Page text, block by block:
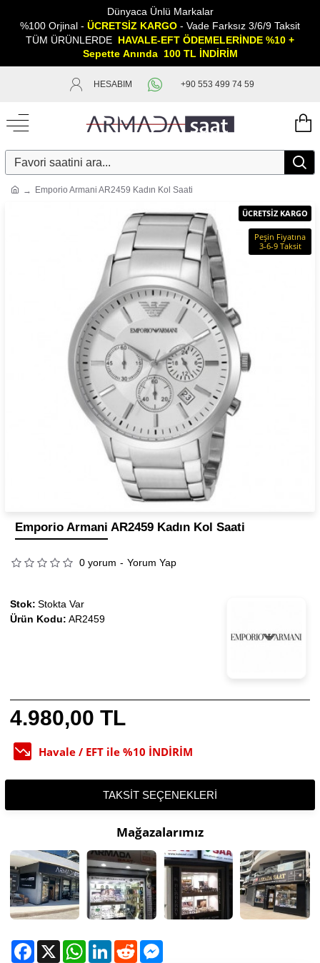
Dünyaca Ünlü Markalar
%100 Orjinal - ÜCRETSİZ KARGO - Vade Farksız 3/6/9 Taksit
TÜM ÜRÜNLERDE HAVALE-EFT ÖDEMELERİNDE %10 +
Sepette Anında 100 TL İNDİRİM
HESABIM +90 553 499 74 59
Emporio Armani AR2459 Kadın Kol Saati
ÜCRETSİZ KARGO
Peşin Fiyatına
3-6-9 Taksit
Emporio Armani AR2459 Kadın Kol Saati
0 yorum - Yorum Yap
4.980,00 TL
Havale / EFT ile %10 İNDİRİM
Stok: Stokta Var
Ürün Kodu: AR2459
TAKSIT SEÇENEKLERI
Mağazalarımız
Facebook WhatsAppLinkedInReddit